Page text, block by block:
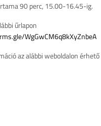
90 perc, 15.00-16.45-ig.
űrlapon
WgGwCM6q8kXyZnbeA
az alábbi weboldalon érhető